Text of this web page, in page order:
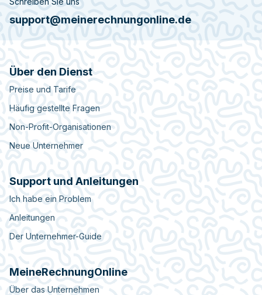
support@meinerechnungonline.de
Über den Dienst
Preise und Tarife
Häufig gestellte Fragen
Non-Profit-Organisationen
Neue Unternehmer
Support und Anleitungen
Ich habe ein Problem
Anleitungen
Der Unternehmer-Guide
MeineRechnungOnline
Über das Unternehmen